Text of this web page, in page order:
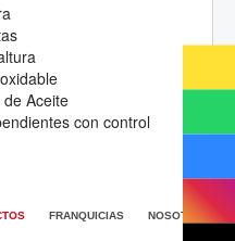
Aceite
con control
FRANQUICIAS NOSOTROS